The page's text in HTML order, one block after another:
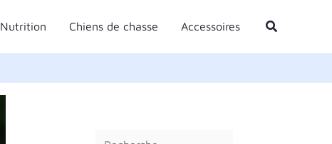
Nutrition Chiens de chasse Accessoires Rechercher
e
c